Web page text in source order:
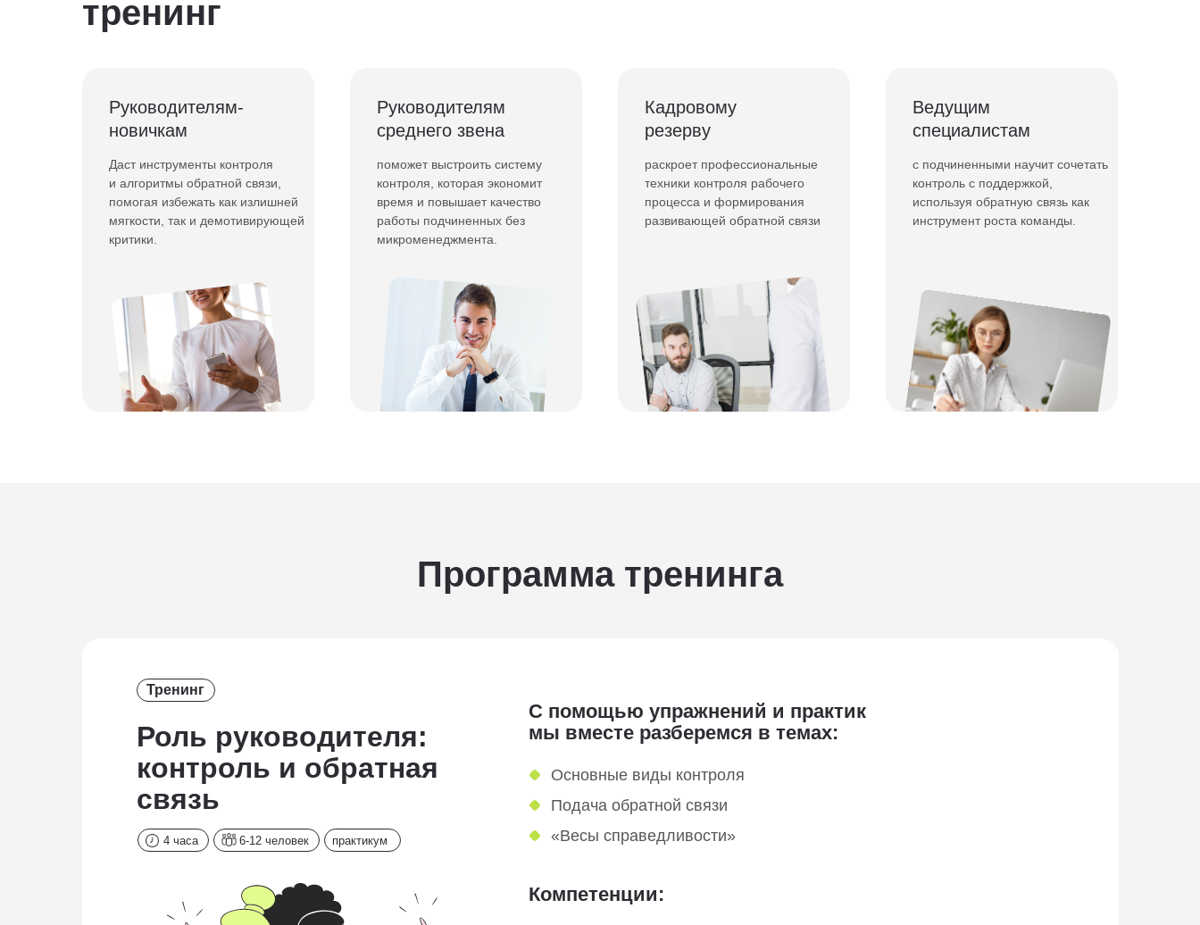
Ведущим
специалистам
с подчиненными научит сочетать
контроль с поддержкой,
используя обратную связь как
инструмент роста команды.
Кадровому
резерву
раскроет профессиональные
техники контроля рабочего
процесса и формирования
развивающей обратной связи
Руководителям
среднего звена
поможет выстроить систему
контроля, которая экономит
время и повышает качество
работы подчиненных без
микроменеджмента.
Руководителям-
новичкам
Даст инструменты контроля
и алгоритмы обратной связи,
помогая избежать как излишней
мягкости, так и демотивирующей
критики.
тренинг
4 часа
Тренинг
6-12 человек
Роль руководителя:
контроль и обратная
связь
С помощью упражнений и практик
мы вместе разберемся в темах:
Основные виды контроля
Подача обратной связи
«Весы справедливости»
Компетенции:
Программа тренинга
практикум